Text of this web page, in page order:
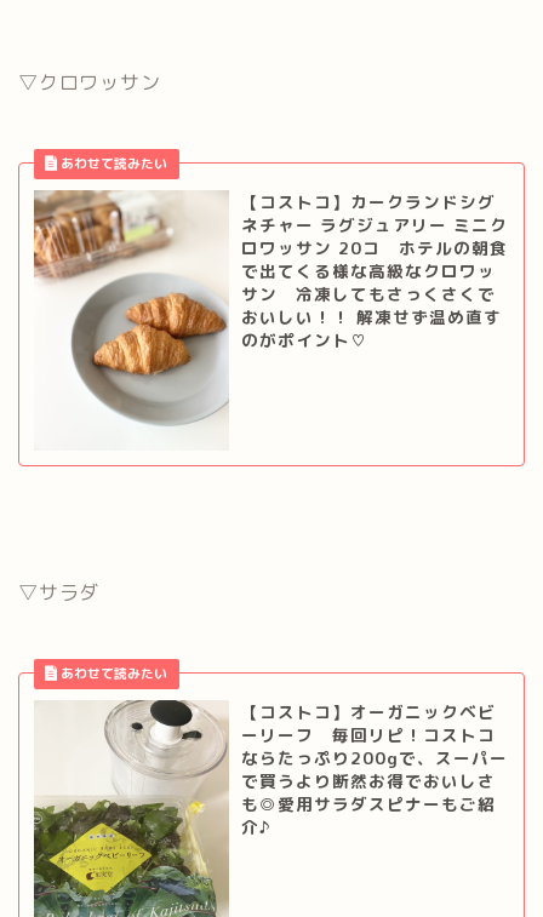
▽クロワッサン
【コストコ】カークランドシグ
ネチャー ラグジュアリー ミニク
ロワッサン 20コ ホテルの朝食
で出てくる様な高級なクロワッ
サン 冷凍してもさっくさくで
おいしい！！ 解凍せず温め直す
のがポイント♡
▽サラダ
【コストコ】オーガニックベビ
ーリーフ 毎回リピ！コストコ
ならたっぷり200gで、スーパー
で買うより断然お得でおいしさ
も◎愛用サラダスピナーもご紹
介♪